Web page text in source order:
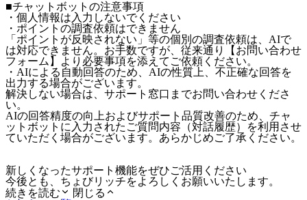
■チャットボットの注意事項
・個人情報は入力しないでください
・ポイントの調査依頼はできません
「ポイントが反映されない」等の個別の調査依頼は、AIで
は対応できません。お手数ですが、従来通り【お問い合わせ
フォーム】より必要事項を添えてご依頼ください。
・AIによる自動回答のため、AIの性質上、不正確な回答を
出力する場合がございます。
解決しない場合は、サポート窓口までお問い合わせくださ
い。
AIの回答精度の向上およびサポート品質改善のため、チャ
ットボットに入力されたご質問内容（対話履歴）を利用させ
ていただく場合がございます。あらかじめご了承ください。
新しくなったサポート機能をぜひご活用ください
今後とも、ちょびリッチをよろしくお願いいたします。
続きを読む
閉じる